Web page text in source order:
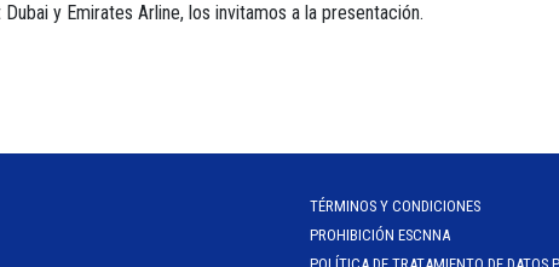
y Emirates Arline, los invitamos a la presentación.
TÉRMINOS Y CONDICIONES
PROHIBICIÓN ESCNNA